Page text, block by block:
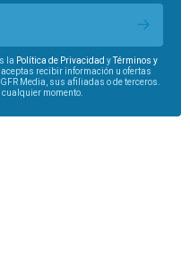
la Política de Privacidad yTérminos y
recibir información u ofertas
Media, sus afiliadas o de terceros.
momento.